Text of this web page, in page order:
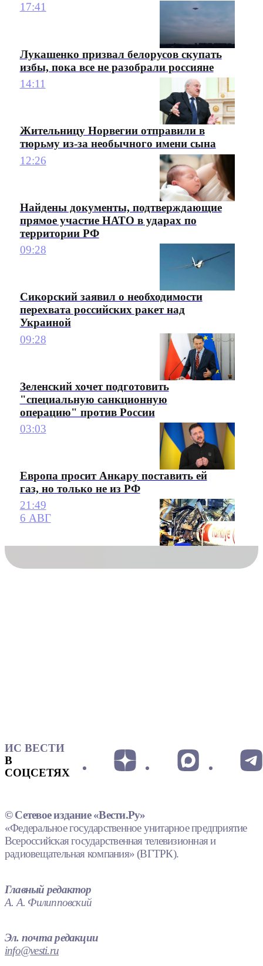
17:41
Лукашенко призвал белорусов скупать
избы, пока все не разобрали россияне
14:11
Жительницу Норвегии отправили в
тюрьму из-за необычного имени сына
12:26
Найдены документы, подтверждающие
прямое участие НАТО в ударах по
территории РФ
09:28
Сикорский заявил о необходимости
перехвата российских ракет над
Украиной
09:28
Зеленский хочет подготовить
"специальную санкционную
операцию" против России
03:03
Европа просит Анкару поставить ей
газ, но только не из РФ
21:49
6 АВГ
ИС ВЕСТИ
В
СОЦСЕТЯХ
© Сетевое издание «Вести.Ру»
«Федеральное государственное унитарное предприятие
Всероссийская государственная телевизионная и
радиовещательная компания» (ВГТРК).
Главный редактор
А. А. Филипповский
Эл. почта редакции
info@vesti.ru